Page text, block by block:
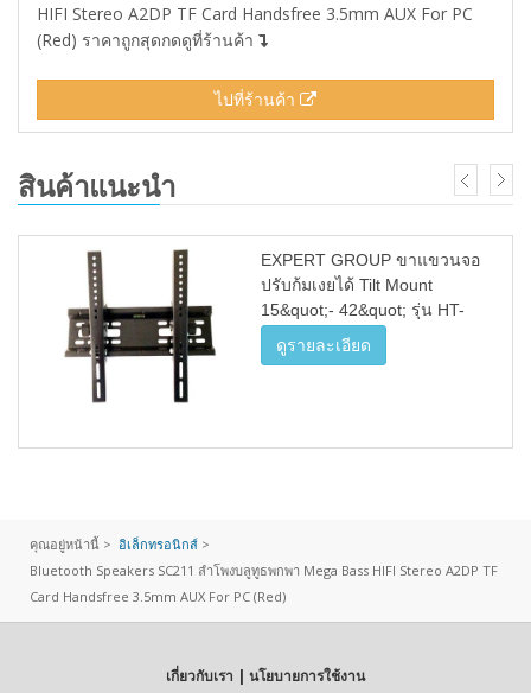
HIFI Stereo A2DP TF Card Handsfree 3.5mm AUX For PC
(Red) ราคาถูกสุดกดดูที่ร้านค้า
ไปที่ร้านค้า
สินค้าแนะนำ
EXPERT GROUP ขาแขวนจอ
ปรับก้มเงยได้ Tilt Mount
15&quot;- 42&quot; รุ่น HT-
ดูรายละเอียด
คุณอยู่หน้านี้ > อิเล็กทรอนิกส์ >
Bluetooth Speakers SC211 ลำโพงบลูทูธพกพา Mega Bass HIFI Stereo A2DP TF
Card Handsfree 3.5mm AUX For PC (Red)
เกี่ยวกับเรา | นโยบายการใช้งาน